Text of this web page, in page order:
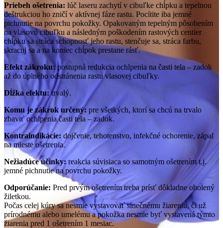
Priebeh ošetrenia: lúč laseru zachytí v cibuľke chĺpku a tepelnou
deštrukciou ho zničí v aktívnej fáze rastu. Pocítite iba jemné
pichnutie na povrchu pokožky. Opakovaným tepelným pôsobením
na vlasovú cibuľku a následným poškodením rastových centier
chĺpku sa stráca schopnosť jeho rastu, stenčuje sa, stráca farbu,
skracuj sa a na koniec chĺpok prestane rásť.
Efekt zákroku:postupná redukcia ochlpenia na časti tela – zadok
až do úplného odstránenia rastu vlasovej cibuľky.
Dĺžka efektu:trvalý.
Komu je zákrok určený: pre všetkých, ktorí sa chcú na trvalo
zbaviť ochlpenia časti tela – zadok.
Kontraindikácie: dojčenie, tehotenstvo, infekčné ochorenie, zápal
na mieste ošetrenia.
Nežiadúce účinky:reakcia súvisiaca so samotným ošetrením t.j.
jemné pichnutie na povrchu pokožky.
Odporúčanie: Pred prvým ošetrením treba prísť dôkladne oholený
žiletkou.
Počas celej kúry sa nesmie vystavovať slnečnému žiareniu, či už
prírodnému alebo umelému a pokožka nesmie byť vystavená týmto
žiarenia pred 1 ošetrením 1 mesiac.